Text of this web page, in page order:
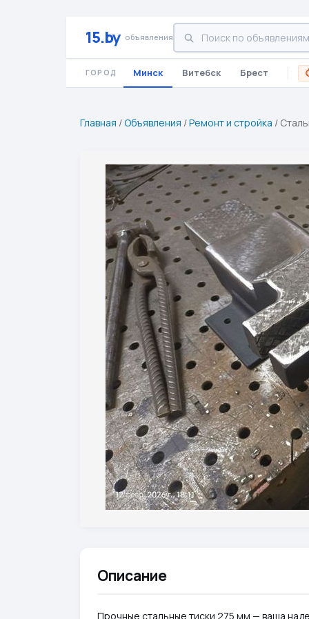
15.by объявления
ГОРОД Минск Витебск Брест
Главная /Объявления /Ремонт и стройка /
Описание
Прочные стальные тиски 275 мм — ваша